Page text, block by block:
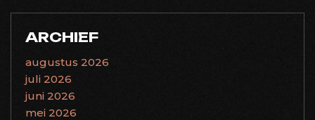
ARCHIEF
augustus 2026
juli 2026
juni 2026
mei 2026